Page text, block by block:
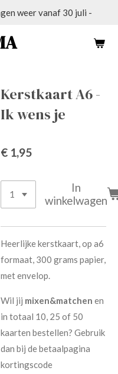
weer vanaf 30 juli -
Kerstkaart A6 -
Ik wens je
€ 1,95
In
winkelwagen
Heerlijke kerstkaart, op a6
formaat, 300 grams papier,
met envelop.
Wil jij mixen&matchen en
in totaal 10, 25 of 50
kaarten bestellen? Gebruik
dan bij de betaalpagina
kortingscode